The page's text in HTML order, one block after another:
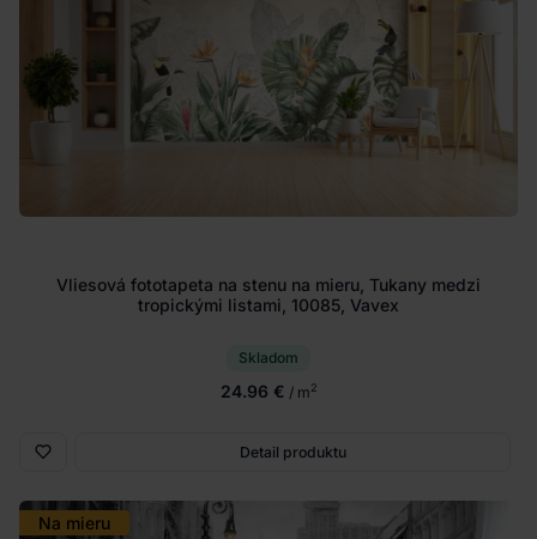
Vliesová fototapeta na stenu na mieru, Tukany medzi
tropickými listami, 10085, Vavex
Skladom
24.96 € / m2
Detail produktu
Na mieru